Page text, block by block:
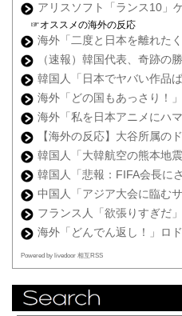
アリスソフト「ランス10」
☞オススメの海外の反応
海外「二度と日本を離れた
（速報）韓国代表、奇跡の
韓国人「日本でヤバい作品
海外「どの国もあっさり！
海外「私を日本アニメにハ
【海外の反応】大谷所属の
韓国人「大韓航空の熊本地
韓国人「悲報：FIFA会長に
中国人「アジア大会に臨む
フランス人「欲張りすぎだ
海外「どんでん返し！」ロ
Powered by livedoor 相互RSS